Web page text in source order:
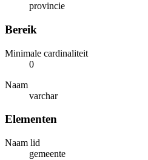
provincie
Bereik
Minimale cardinaliteit
0
Naam
varchar
Elementen
Naam lid
gemeente